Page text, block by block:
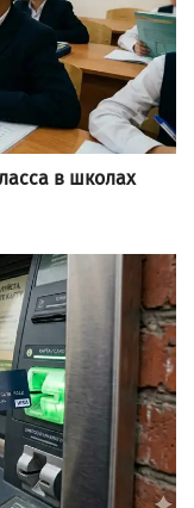
в школах